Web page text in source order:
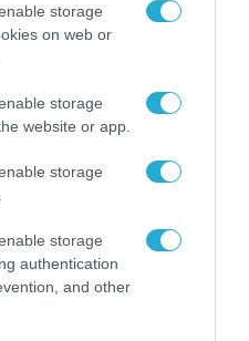
storage
on web or
storage
website or app.
storage
storage
authentication
and other
της Open
σε κυβερνήσεις,
επιχειρήσεις να
δορυφορικά
με μεγαλύτερη
χαμηλότερο
η Ελλάδα δεν
δορυφόρους, αλλά
ευρωπαϊκή
έγκαιρη πρόσβαση